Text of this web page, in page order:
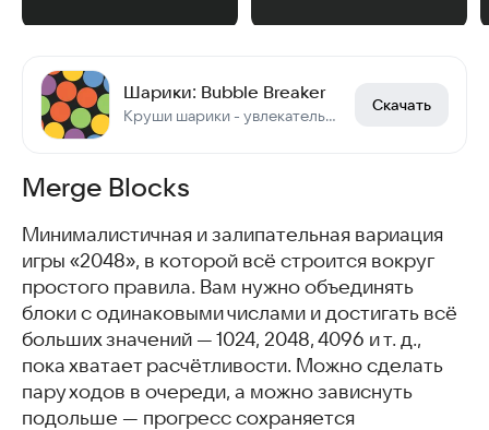
Шарики: Bubble Breaker
Круши шарики - увлекательная игра
Скачать
Merge Blocks
Минималистичная и залипательная вариация
игры «2048», в которой всё строится вокруг
простого правила. Вам нужно объединять
блоки с одинаковыми числами и достигать всё
больших значений — 1024, 2048, 4096 и т. д.,
пока хватает расчётливости. Можно сделать
пару ходов в очереди, а можно зависнуть
подольше — прогресс сохраняется